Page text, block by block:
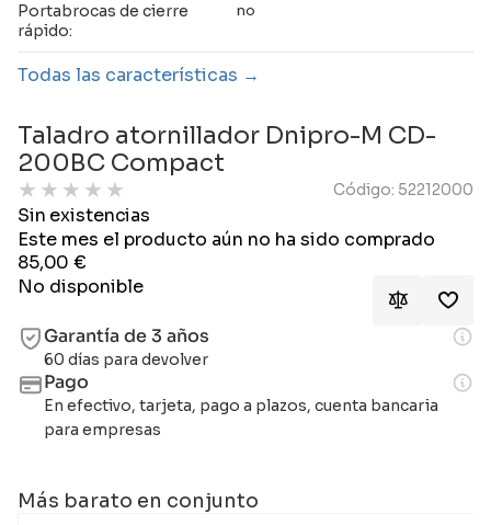
Portabrocas de cierre
rápido:
no
Todas las características
Taladro atornillador Dnipro-M CD-
200BC Compact
★ ★ ★ ★ ★ Código: 52212000
Sin existencias
Este mes el producto aún no ha sido comprado
85,00€
No disponible
Garantía de 3 años
60 días para devolver
Pago
En efectivo, tarjeta, pago a plazos, cuenta bancaria
para empresas
Más barato en conjunto